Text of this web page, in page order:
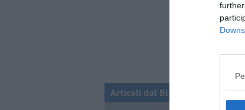
Articoli dal Blog “Parole